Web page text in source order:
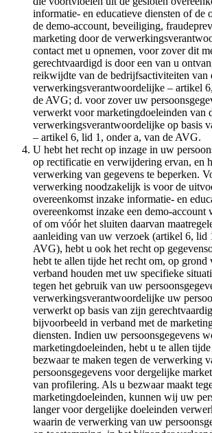
informatie- en educatieve diensten of de
de demo-account, beveiliging,
marketing door de
contact met u opnemen, voor zover dit
gerechtvaardigd is door een van u
reikwijdte van de bedrijfsactiviteiten van
verwerkingsverantwoordelijke – artikel
de AVG; d. voor zover uw
verwerkt voor marketingdoeleinden van
verwerkingsverantwoordelijke op basis
– artikel 6, lid 1, onder a, van de AVG.
U hebt het recht op inzage in uw
op rectificatie en verwijdering ervan, en
verwerking van gegevens te beperken.
verwerking noodzakelijk is voor de
overeenkomst inzake informatie- en
overeenkomst inzake een demo-account
of om vóór het sluiten daarvan
aanleiding van uw verzoek (artikel 6, lid
AVG), hebt u ook het recht op
hebt te allen tijde het recht om, op grond
verband houden met uw specifieke
tegen het gebruik van uw
verwerkingsverantwoordelijke uw
verwerkt op basis van zijn
bijvoorbeeld in verband met de
diensten. Indien uw persoonsgegevens
marketingdoeleinden, hebt u te allen
bezwaar te maken tegen de verwerking
persoonsgegevens voor dergelijke
van profilering. Als u bezwaar maakt
marketingdoeleinden, kunnen wij uw
langer voor dergelijke doeleinden
waarin de verwerking van uw